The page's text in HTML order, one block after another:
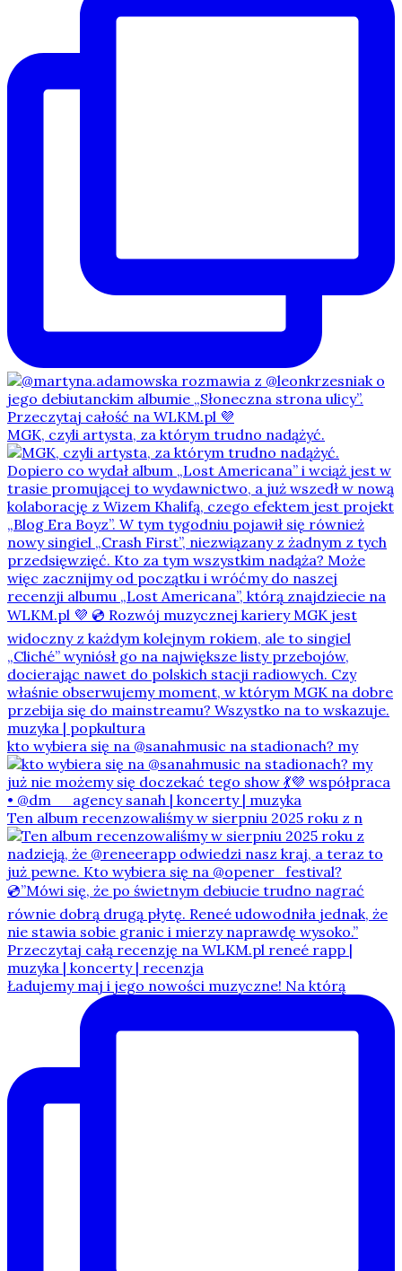
MGK, czyli artysta, za którym trudno nadążyć.
kto wybiera się na @sanahmusic na stadionach? my
Ten album recenzowaliśmy w sierpniu 2025 roku z n
Ładujemy maj i jego nowości muzyczne! Na którą